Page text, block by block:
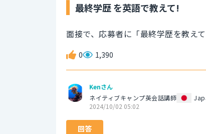
最終学歴 を英語で教えて!
面接で、応募者に「最終学歴を教え
0 1,390
Kenさん
ネイティブキャンプ英会話講師
2024/10/02 05:02
回答